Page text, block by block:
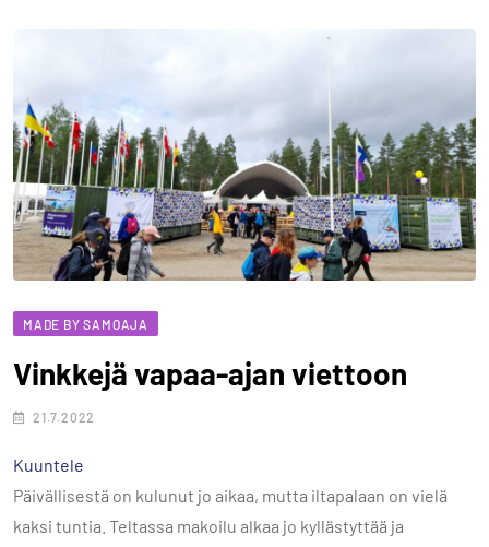
MADE BY SAMOAJA
Vinkkejä vapaa-ajan viettoon
21.7.2022
Kuuntele
Päivällisestä on kulunut jo aikaa, mutta iltapalaan on vielä
kaksi tuntia. Teltassa makoilu alkaa jo kyllästyttää ja